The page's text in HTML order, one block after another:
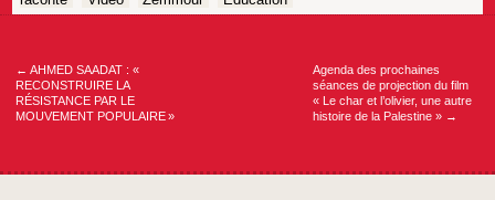
Navigation
← AHMED SAADAT : «
RECONSTRUIRE LA
RÉSISTANCE PAR LE
MOUVEMENT POPULAIRE »
Agenda des prochaines
séances de projection du film
« Le char et l’olivier, une autre
histoire de la Palestine » →